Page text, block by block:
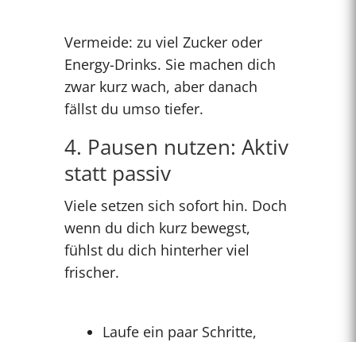
Vermeide: zu viel Zucker oder
Energy-Drinks. Sie machen dich
zwar kurz wach, aber danach
fällst du umso tiefer.
4. Pausen nutzen: Aktiv
statt passiv
Viele setzen sich sofort hin. Doch
wenn du dich kurz bewegst,
fühlst du dich hinterher viel
frischer.
Laufe ein paar Schritte,